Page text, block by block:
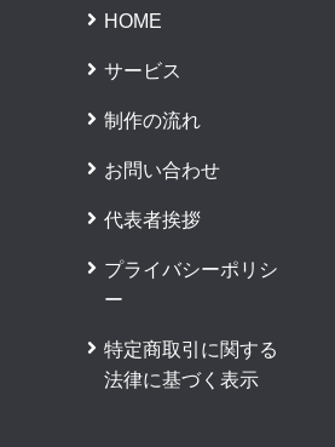
HOME
サービス
制作の流れ
お問い合わせ
代表者挨拶
プライバシーポリシ
ー
特定商取引に関する
法律に基づく表示